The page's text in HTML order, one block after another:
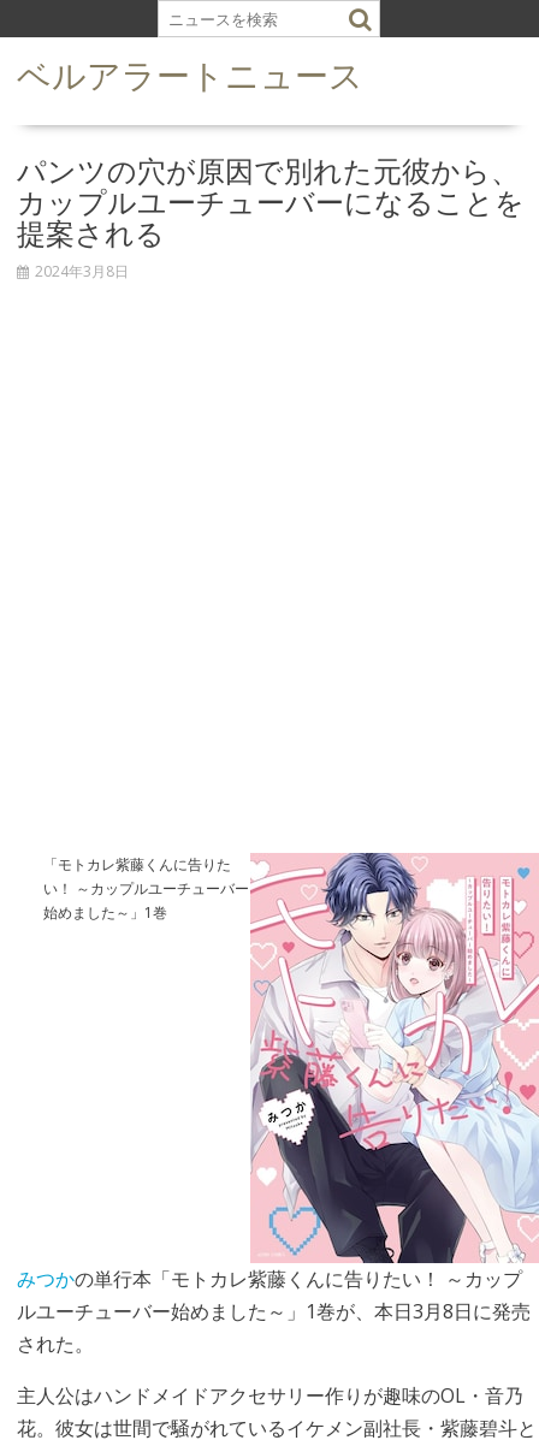
k
ベルアラートニュース
パンツの穴が原因で別れた元彼から、
カップルユーチューバーになることを
提案される
2024年3月8日
「モトカレ紫藤くんに告りた
い！ ～カップルユーチューバー
始めました～」1巻
みつかの単行本「モトカレ紫藤くんに告りたい！ ～カップ
ルユーチューバー始めました～」1巻が、本日3月8日に発売
された。
主人公はハンドメイドアクセサリー作りが趣味のOL・音乃
花。彼女は世間で騒がれているイケメン副社長・紫藤碧斗と